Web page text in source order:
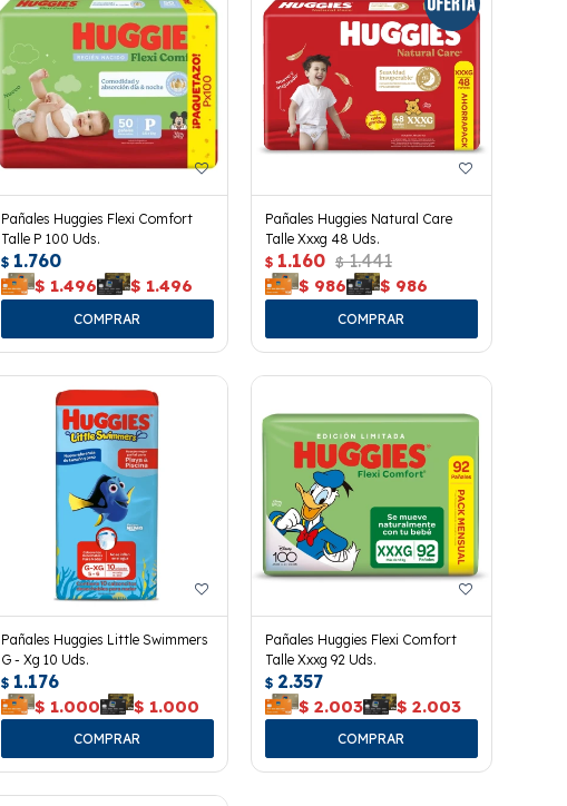
Pañales Huggies Flexi Comfort
Talle P 100 Uds.
$ 1.760
$ 1.496 $ 1.496
Pañales Huggies Natural Care
Talle Xxxg 48 Uds.
$ 1.160 $ 1.441
$ 986 $ 986
Pañales Huggies Little Swimmers
G - Xg 10 Uds.
$ 1.176
$ 1.000 $ 1.000
Pañales Huggies Flexi Comfort
Talle Xxxg 92 Uds.
$ 2.357
$ 2.003 $ 2.003